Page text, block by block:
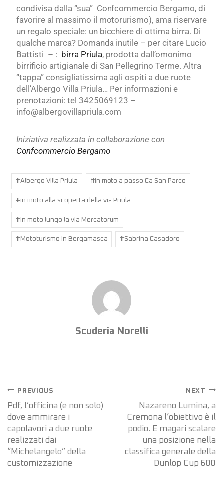
condivisa dalla “sua” Confcommercio Bergamo, di
favorire al massimo il motorurismo), ama riservare
un regalo speciale: un bicchiere di ottima birra. Di
qualche marca? Domanda inutile – per citare Lucio
Battisti – : birra Priula, prodotta dall’omonimo
birrificio artigianale di San Pellegrino Terme. Altra
“tappa” consigliatissima agli ospiti a due ruote
dell’Albergo Villa Priula… Per informazioni e
prenotazioni: tel 3425069123 –
info@albergovillapriula.com
Iniziativa realizzata in collaborazione con
Confcommercio Bergamo
#Albergo Villa Priula #in moto a passo Ca San Parco
#in moto alla scoperta della via Priula
#in moto lungo la via Mercatorum
#Mototurismo in Bergamasca #Sabrina Casadoro
Scuderia Norelli
PREVIOUS
Pdf, l’officina (e non solo)
dove ammirare i
capolavori a due ruote
realizzati dai
“Michelangelo” della
customizzazione
NEXT
Nazareno Lumina, a
Cremona l’obiettivo è il
podio. E magari scalare
una posizione nella
classifica generale della
Dunlop Cup 600